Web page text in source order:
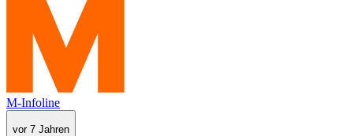
M-Infoline
vor 7 Jahren